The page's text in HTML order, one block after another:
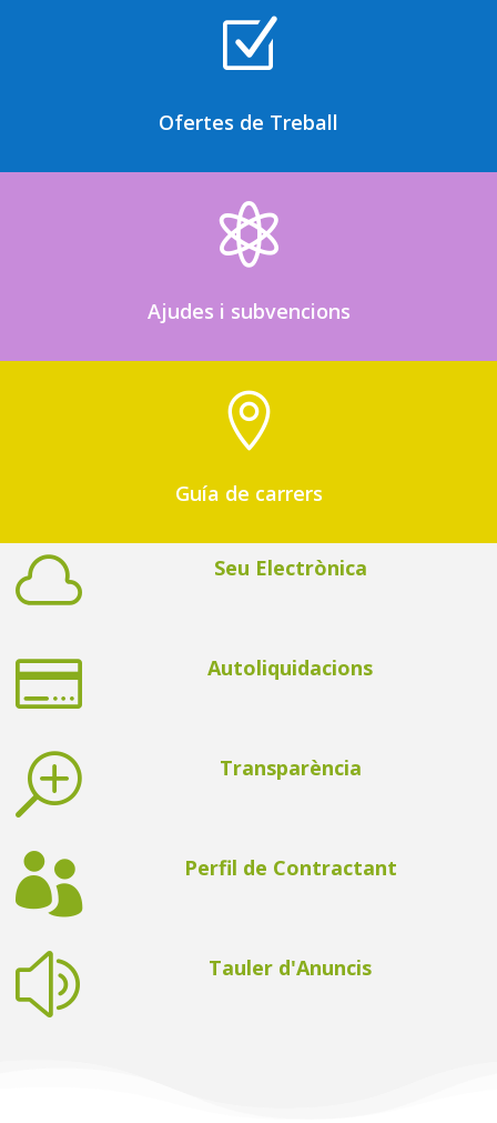
Z
Ofertes de Treball

Ajudes i subvencions

Guía de carrers
 Seu Electrònica
 Autoliquidacions
T Transparència
 Perfil de Contractant
z Tauler d'Anuncis